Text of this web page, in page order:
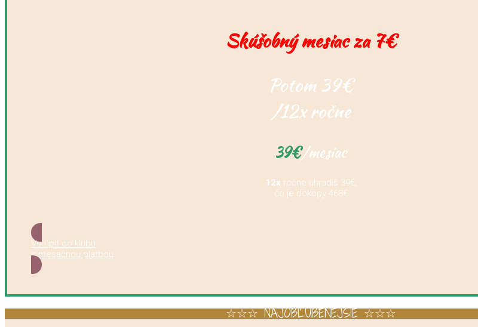
Skúšobný mesiac za 7€
Potom 39€
/12x ročne
39€/mesiac
12x ročne uhradíš 39€,
čo je dokopy 468€
Vstúpiť do klubu
s mesačnou platbou
☆☆☆ NAJOBĽÚBENEJŠIE ☆☆☆